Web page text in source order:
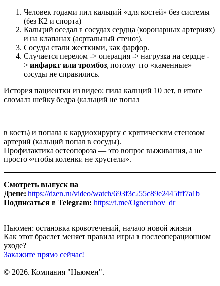
Человек годами пил кальций «для костей» без системы
(без К2 и спорта).
Кальций оседал в сосудах сердца (коронарных артериях)
и на клапанах (аортальный стеноз).
Сосуды стали жесткими, как фарфор.
Случается перелом -> операция -> нагрузка на сердце -
> инфаркт или тромбоз, потому что «каменные»
сосуды не справились.​
История пациентки из видео: пила кальций 10 лет, в итоге
сломала шейку бедра (кальций не попал
в кость) и попала к кардиохирургу с критическим стенозом
артерий (кальций попал в сосуды).
Профилактика остеопороза — это вопрос выживания, а не
просто «чтобы коленки не хрустели».
Смотреть выпуск на
Дзене: https://dzen.ru/video/watch/693f3c255c89e2445fff7a1b
Подписаться в Telegram: https://t.me/Ognerubov_dr
Ньюмен: остановка кровотечений, начало новой жизни
Как этот браслет меняет правила игры в послеоперационном
уходе?
Закажите прямо сейчас!
© 2026. Компания "Ньюмен".